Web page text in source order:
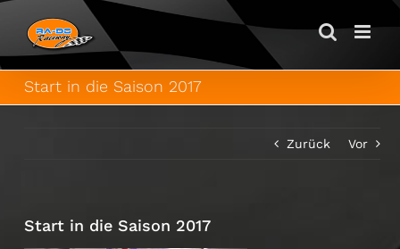
Zum
Inhalt
springen
Start in die Saison 2017
Zurück Vor
Start in die Saison 2017